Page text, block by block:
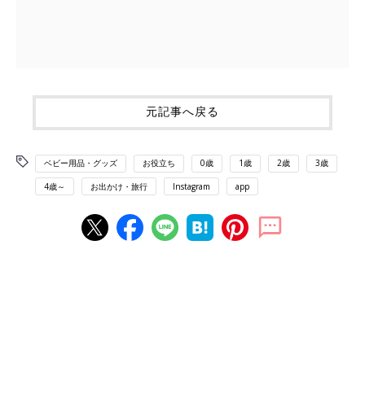
元記事へ戻る
ベビー用品・グッズ お役立ち 0歳 1歳 2歳 3歳
4歳～ お出かけ・旅行 Instagram app